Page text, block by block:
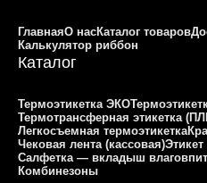
ГлавнаяО насКаталог товаров
Калькулятор риббон
Каталог
Термоэтикетка ЭКО
Термотрансферная этикетка
Легкосъемная термоэтикетка
Чековая лента (кассовая)
Салфетка — вкладыш
Комбинезоны